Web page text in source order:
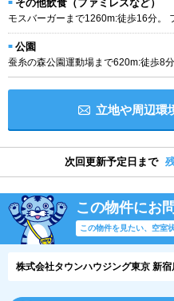
その他飲食（ファミレスなど）
モスバーガーまで1260m:徒歩16分。
公園
蚕糸の森公園運動場まで620m:徒歩8
立地や周辺環
次回更新予定日まで
この物件にお
この物件を見たい、空室
株式会社タウンハウジング東京 新宿